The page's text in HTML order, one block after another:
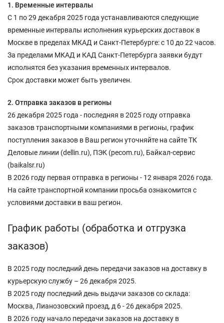
1. Временные интервалы
С 1 по 29 декабря 2025 года устанавливаются следующие
временные интервалы исполнения курьерских доставок в
Москве в пределах МКАД и Санкт-Петербурге: с 10 до 22 часов.
За пределами МКАД и КАД Санкт-Петербурга заявки будут
исполнятся без указания временных интервалов.
Срок доставки может быть увеличен.
2. Отправка заказов в регионы
26 декабря 2025 года - последняя в 2025 году отправка
заказов транспортными компаниями в регионы, график
поступления заказов в Ваш регион уточняйте на сайте ТК
Деловые линии (dellin.ru), ПЭК (pecom.ru), Байкал-сервис
(baikalsr.ru)
В 2026 году первая отправка в регионы - 12 января 2026 года.
На сайте транспортной компании просьба ознакомится с
условиями доставки в ваш регион.
График работы (обработка и отгрузка
заказов)
В 2025 году последний день передачи заказов на доставку в
курьерскую службу – 26 декабря 2025.
В 2025 году последний день выдачи заказов со склада:
Москва, Лианозовский проезд, д 6 - 26 декабря 2025.
В 2026 году начало передачи заказов на доставку в